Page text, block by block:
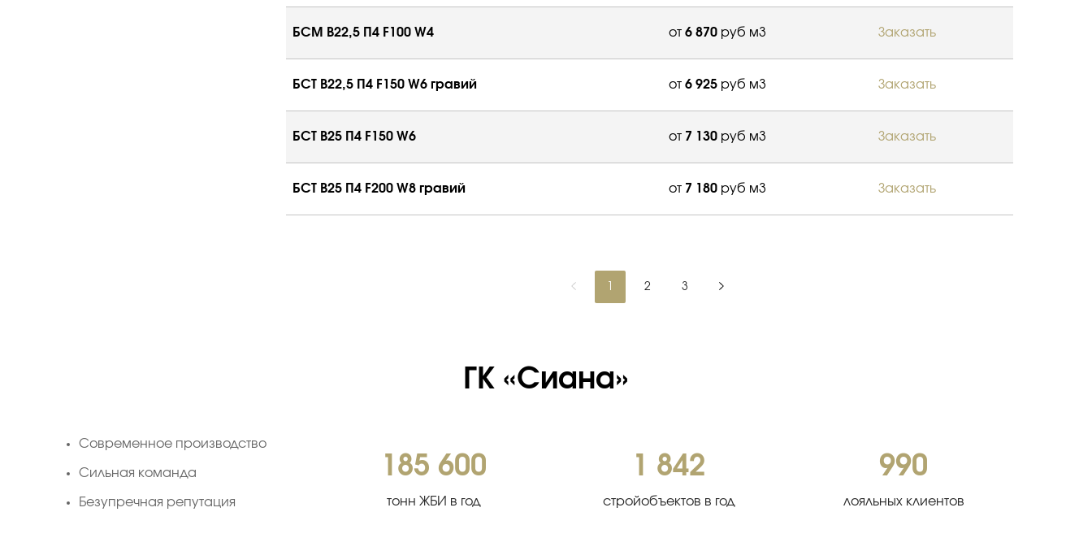
БСМ В22,5 П4 F100 W4 от 6 870 руб м3 Заказать
БСТ В22,5 П4 F150 W6 гравий от 6 925 руб м3 Заказать
БСТ В25 П4 F150 W6 от 7 130 руб м3 Заказать
БСТ В25 П4 F200 W8 гравий от 7 180 руб м3 Заказать
2 3
ГК «Сиана»
Cовременное производство
Сильная команда
Безупречная репутация
185 600
тонн ЖБИ в год
1 842
стройобъектов в год
990
лояльных клиентов